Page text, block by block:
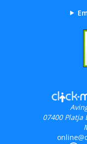
07400 Platja